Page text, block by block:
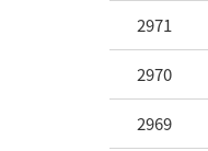
2971
2970
2969